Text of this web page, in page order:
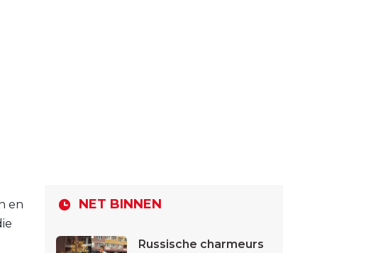
en
NET BINNEN
Russische charmeurs